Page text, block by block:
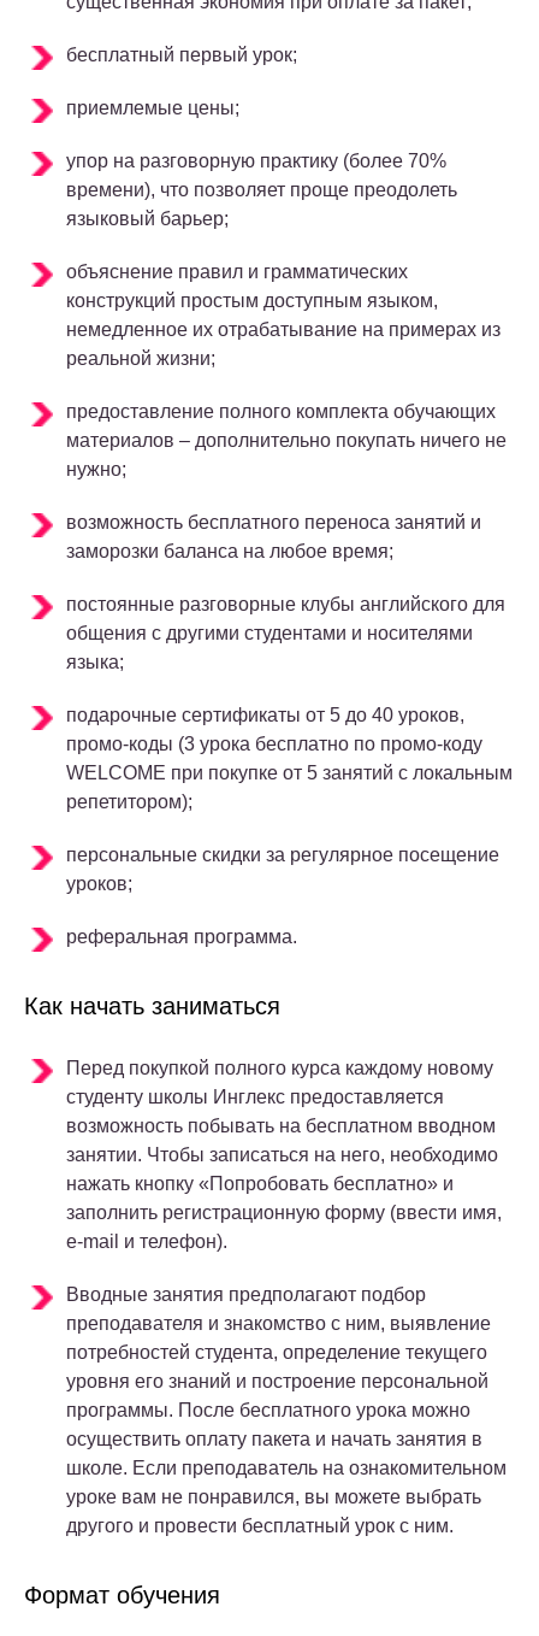
бесплатный первый урок;
приемлемые цены;
упор на разговорную практику (более 70%
времени), что позволяет проще преодолеть
языковый барьер;
объяснение правил и грамматических
конструкций простым доступным языком,
немедленное их отрабатывание на примерах из
реальной жизни;
предоставление полного комплекта обучающих
материалов – дополнительно покупать ничего не
нужно;
возможность бесплатного переноса занятий и
заморозки баланса на любое время;
постоянные разговорные клубы английского для
общения с другими студентами и носителями
языка;
подарочные сертификаты от 5 до 40 уроков,
промо-коды (3 урока бесплатно по промо-коду
WELCOME при покупке от 5 занятий с локальным
репетитором);
персональные скидки за регулярное посещение
уроков;
реферальная программа.
Как начать заниматься
Перед покупкой полного курса каждому новому
студенту школы Инглекс предоставляется
возможность побывать на бесплатном вводном
занятии. Чтобы записаться на него, необходимо
нажать кнопку «Попробовать бесплатно» и
заполнить регистрационную форму (ввести имя,
e-mail и телефон).
Вводные занятия предполагают подбор
преподавателя и знакомство с ним, выявление
потребностей студента, определение текущего
уровня его знаний и построение персональной
программы. После бесплатного урока можно
осуществить оплату пакета и начать занятия в
школе. Если преподаватель на ознакомительном
уроке вам не понравился, вы можете выбрать
другого и провести бесплатный урок с ним.
Формат обучения